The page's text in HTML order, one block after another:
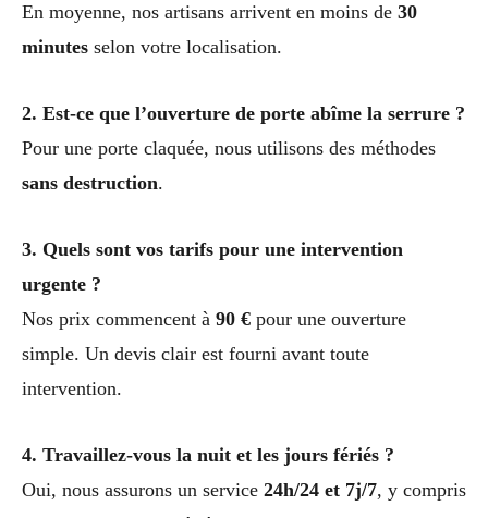
En moyenne, nos artisans arrivent en moins de 30
minutes selon votre localisation.
2. Est-ce que l’ouverture de porte abîme la serrure ?
Pour une porte claquée, nous utilisons des méthodes
sans destruction.
3. Quels sont vos tarifs pour une intervention
urgente ?
Nos prix commencent à 90 € pour une ouverture
simple. Un devis clair est fourni avant toute
intervention.
4. Travaillez-vous la nuit et les jours fériés ?
Oui, nous assurons un service 24h/24 et 7j/7, y compris